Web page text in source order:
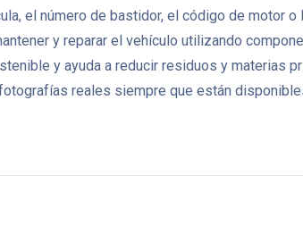
el número de bastidor, el código de motor
y reparar el vehículo utilizando
y ayuda a reducir residuos y materias
reales siempre que están